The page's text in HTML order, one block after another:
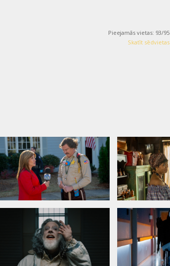
Pieejamās vietas: 93/95
Skatīt sēdvietas